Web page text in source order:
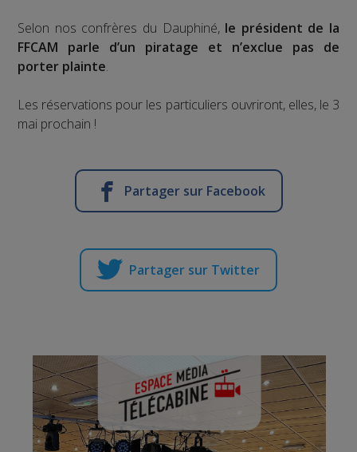
Selon nos confrères du Dauphiné,le président de la
FFCAM parle d’un piratage et n’exclue pas de
porter plainte.
Les réservations pour les particuliers ouvriront, elles, le 3
mai prochain !
Partager sur Facebook
Partager sur Twitter